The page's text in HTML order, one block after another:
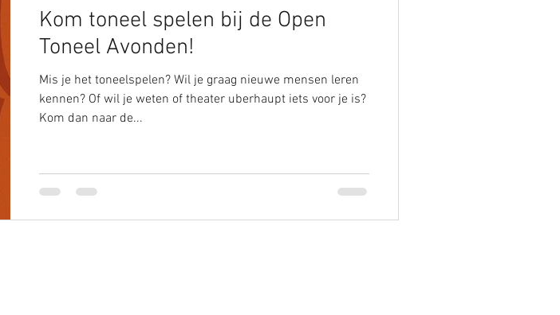
Kom toneel spelen bij de Open
Toneel Avonden!
Mis je het toneelspelen? Wil je graag nieuwe mensen leren
kennen? Of wil je weten of theater uberhaupt iets voor je is?
Kom dan naar de...